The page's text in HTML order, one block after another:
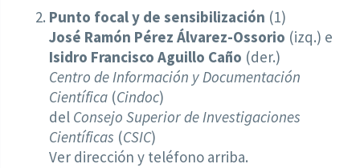
Punto focal y de sensibilización (1)
José Ramón Pérez Álvarez-Ossorio (izq.) e
Isidro Francisco Aguillo Caño (der.)
Centro de Información y Documentación
Científica (Cindoc)
del Consejo Superior de Investigaciones
Científicas (CSIC)
Ver dirección y teléfono arriba.